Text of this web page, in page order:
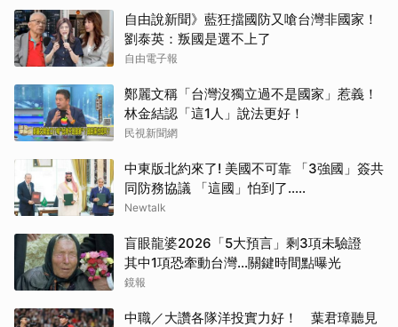
自由說新聞》藍狂擋國防又嗆台灣非國家！
劉泰英：叛國是選不上了
自由電子報
鄭麗文稱「台灣沒獨立過不是國家」惹義！
林金結認「這1人」說法更好！
民視新聞網
中東版北約來了! 美國不可靠 「3強國」簽共
同防務協議 「這國」怕到了.....
Newtalk
盲眼龍婆2026「5大預言」剩3項未驗證
其中1項恐牽動台灣...關鍵時間點曝光
鏡報
中職／大讚各隊洋投實力好！ 葉君璋聽見